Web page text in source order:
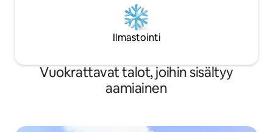
Ilmastointi
Vuokrattavat talot, joihin sisältyy
aamiainen